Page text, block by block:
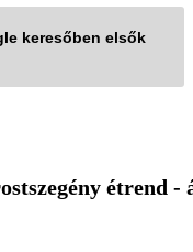
keresőben elsők
étrend